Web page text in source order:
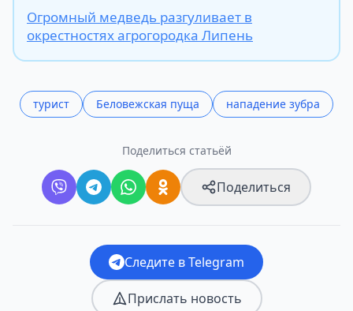
Огромный медведь разгуливает в
окрестностях агрогородка Липень
турист Беловежская пуща нападение зубра
Поделиться статьёй
Поделиться
Следите в Telegram
Прислать новость